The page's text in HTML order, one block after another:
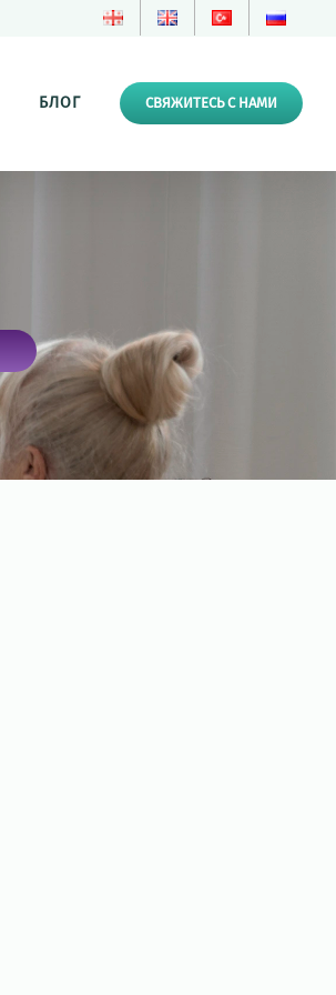
БЛОГ СВЯЖИТЕСЬ С НАМИ